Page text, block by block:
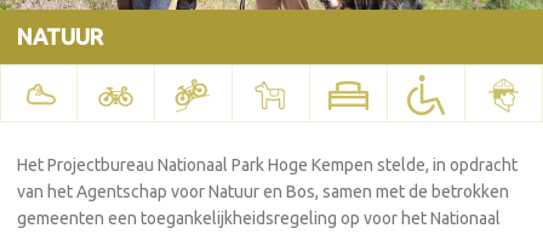
NATUUR
Het Projectbureau Nationaal Park Hoge Kempen stelde, in opdracht
van het Agentschap voor Natuur en Bos, samen met de betrokken
gemeenten een toegankelijkheidsregeling op voor het Nationaal